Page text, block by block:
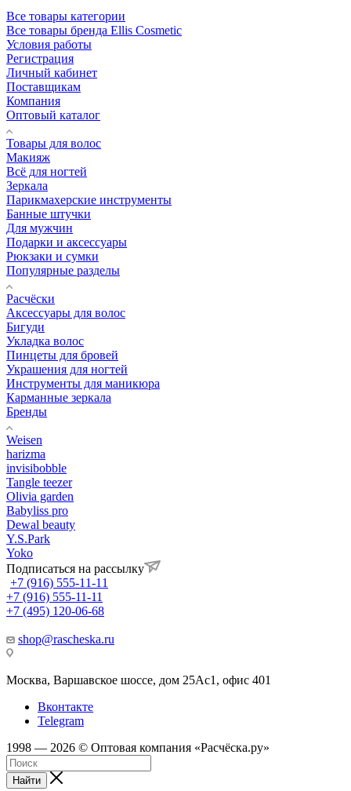
Все товары категории
Все товары бренда Ellis Cosmetic
Условия работы
Регистрация
Личный кабинет
Поставщикам
Компания
Оптовый каталог
Товары для волос
Макияж
Всё для ногтей
Зеркала
Парикмахерские инструменты
Банные штучки
Для мужчин
Подарки и аксессуары
Рюкзаки и сумки
Популярные разделы
Расчёски
Аксессуары для волос
Бигуди
Укладка волос
Пинцеты для бровей
Украшения для ногтей
Инструменты для маникюра
Карманные зеркала
Бренды
Weisen
harizma
invisibobble
Tangle teezer
Olivia garden
Babyliss pro
Dewal beauty
Y.S.Park
Yoko
Подписаться на рассылку
+7 (916) 555-11-11
+7 (916) 555-11-11
+7 (495) 120-06-68
shop@rascheska.ru
Москва, Варшавское шоссе, дом 25Аc1, офис 401
Вконтакте
Telegram
1998 — 2026 © Оптовая компания «Расчёска.ру»
Найти